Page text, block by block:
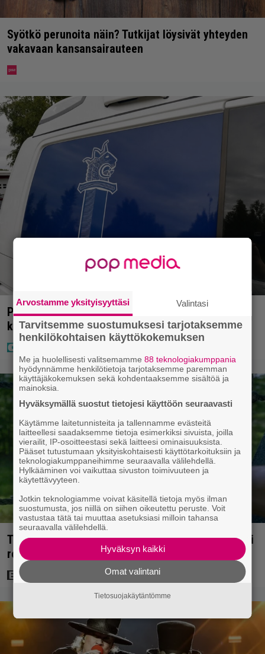
Syötkö perunoita näin? Tutkijat löysivät yhteyden
vakavaan kansansairauteen
Poliisilla tehovalvonta – tästä kysymys ja näin
kauan kestää
Tuleva videopelielokuva jäi Sam Neillin viimeiseksi
rooliksi
Arvostamme yksityisyyttäsi Valintasi
Tarvitsemme suostumuksesi tarjotaksemme
henkilökohtaisen käyttökokemuksen
Me ja huolellisesti valitsemamme88 teknologiakumppania
hyödynnämme henkilötietoja tarjotaksemme paremman
käyttäjäkokemuksen sekä kohdentaaksemme sisältöä ja
mainoksia.
Hyväksymällä suostut tietojesi käyttöön seuraavasti
Käytämme laitetunnisteita ja tallennamme evästeitä
laitteellesi saadaksemme tietoja esimerkiksi sivuista, joilla
vierailit, IP-osoitteestasi sekä laitteesi ominaisuuksista.
Pääset tutustumaan yksityiskohtaisesti käyttötarkoituksiin ja
teknologiakumppaneihimme seuraavalla välilehdellä.
Hylkääminen voi vaikuttaa sivuston toimivuuteen ja
käytettävyyteen.
Jotkin teknologiamme voivat käsitellä tietoja myös ilman
suostumusta, jos niillä on siihen oikeutettu peruste. Voit
vastustaa tätä tai muuttaa asetuksiasi milloin tahansa
seuraavalla välilehdellä.
Hyväksyn kaikki
Omat valintani
Tietosuojakäytäntömme